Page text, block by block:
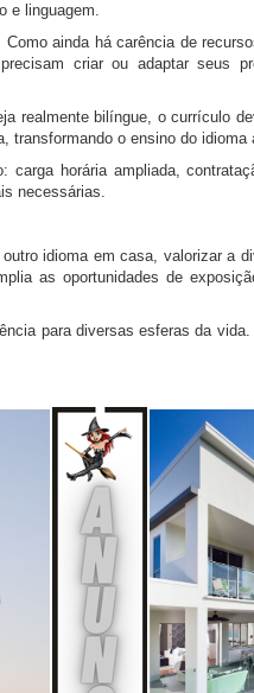
e linguagem.
ainda há carência de
criar ou adaptar seus
realmente bilíngue, o currículo
o ensino do
horária ampliada,
necessárias.
idioma em casa, valorizar a
as oportunidades de
para diversas esferas da